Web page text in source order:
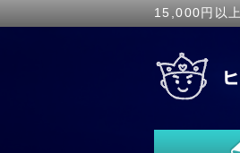
15,000円以